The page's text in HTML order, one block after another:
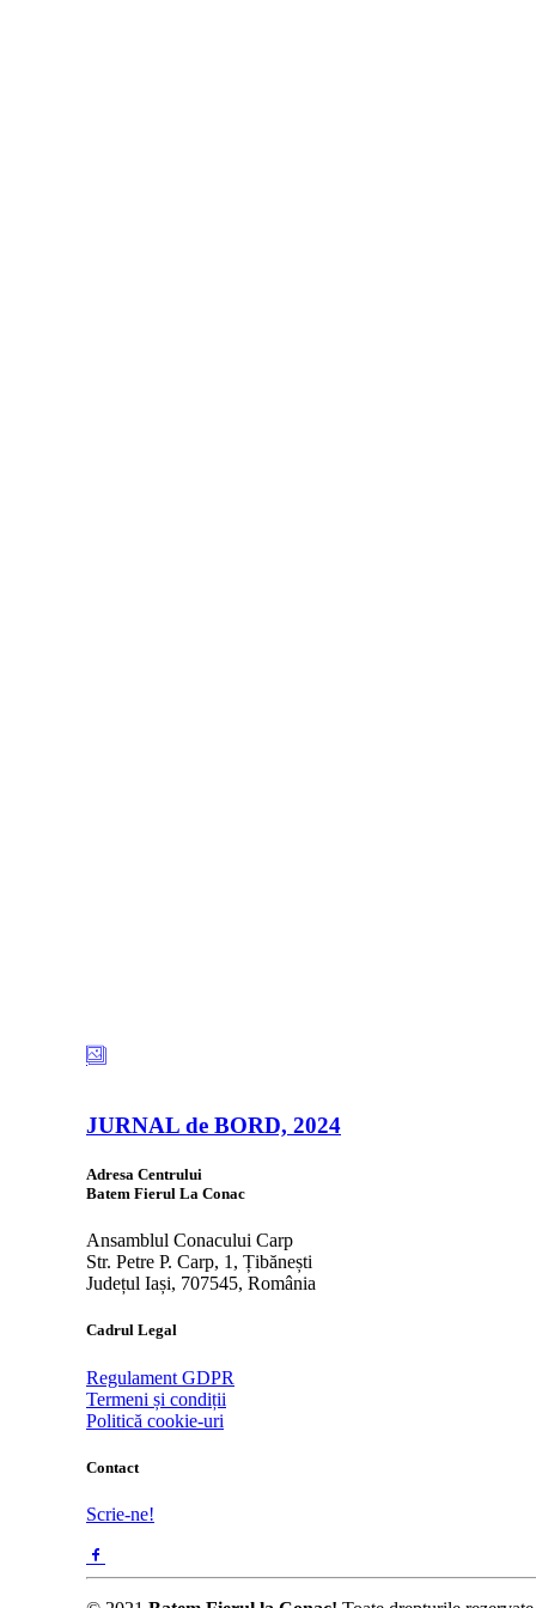
JURNAL de BORD, 2024
Adresa Centrului
Batem Fierul La Conac
Ansamblul Conacului Carp
Str. Petre P. Carp, 1, Țibănești
Județul Iași, 707545, România
Cadrul Legal
Regulament GDPR
Termeni și condiții
Politică cookie-uri
Contact
Scrie-ne!